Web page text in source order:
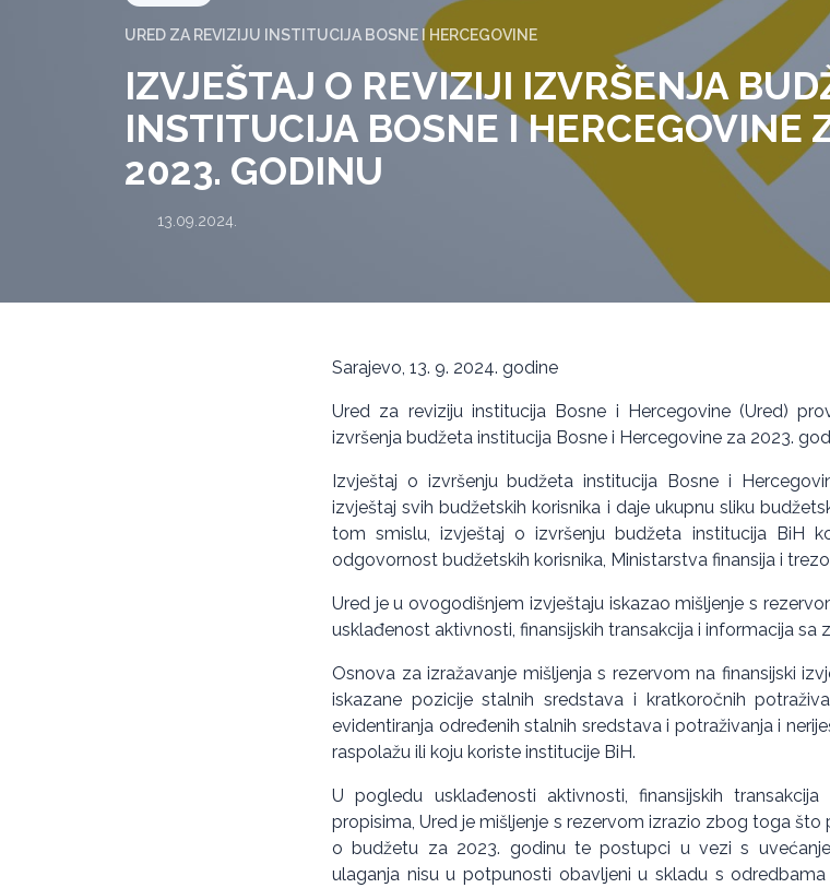
URED ZA REVIZIJU INSTITUCIJA BOSNE I HERCEGOVINE
IZVJEŠTAJ O REVIZIJI IZVRŠENJA
INSTITUCIJA BOSNE I HERCEGOVINE
2023. GODINU
13.09.2024.
Sarajevo, 13. 9. 2024. godine
Ured za reviziju institucija Bosne i Hercegovine (Ured)
izvršenja budžeta institucija Bosne i Hercegovine za 2023.
Izvještaj o izvršenju budžeta institucija Bosne i
izvještaj svih budžetskih korisnika i daje ukupnu sliku
tom smislu, izvještaj o izvršenju budžeta institucija BiH
odgovornost budžetskih korisnika, Ministarstva finansija i
Ured je u ovogodišnjem izvještaju iskazao mišljenje s
usklađenost aktivnosti, finansijskih transakcija i informacija sa
Osnova za izražavanje mišljenja s rezervom na finansijski
iskazane pozicije stalnih sredstava i kratkoročnih
evidentiranja određenih stalnih sredstava i potraživanja i
raspolažu ili koju koriste institucije BiH.
U pogledu usklađenosti aktivnosti, finansijskih
propisima, Ured je mišljenje s rezervom izrazio zbog toga
o budžetu za 2023. godinu te postupci u vezi s
ulaganja nisu u potpunosti obavljeni u skladu s